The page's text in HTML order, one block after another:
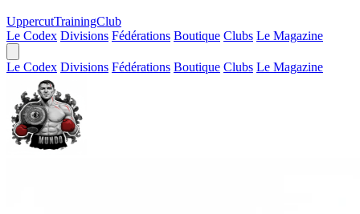
UppercutTrainingClub
Le Codex Divisions Fédérations Boutique Clubs Le Magazine
Le Codex Divisions Fédérations Boutique Clubs Le Magazine